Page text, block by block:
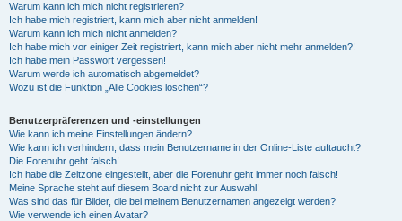
Warum kann ich mich nicht registrieren?
Ich habe mich registriert, kann mich aber nicht anmelden!
Warum kann ich mich nicht anmelden?
Ich habe mich vor einiger Zeit registriert, kann mich aber nicht mehr anmelden?!
Ich habe mein Passwort vergessen!
Warum werde ich automatisch abgemeldet?
Wozu ist die Funktion „Alle Cookies löschen“?
Benutzerpräferenzen und -einstellungen
Wie kann ich meine Einstellungen ändern?
Wie kann ich verhindern, dass mein Benutzername in der Online-Liste auftaucht?
Die Forenuhr geht falsch!
Ich habe die Zeitzone eingestellt, aber die Forenuhr geht immer noch falsch!
Meine Sprache steht auf diesem Board nicht zur Auswahl!
Was sind das für Bilder, die bei meinem Benutzernamen angezeigt werden?
Wie verwende ich einen Avatar?